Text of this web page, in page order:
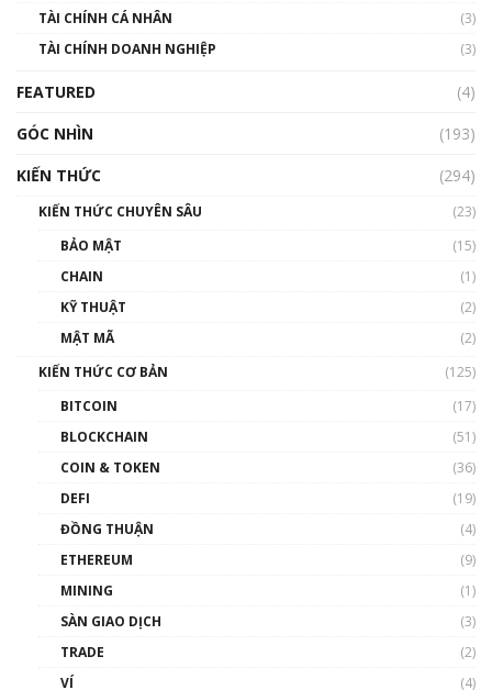
Nhìn lại năm 2022: Những sự kiện ảnh hưởng
đến hệ sinh thái tiền mã hoá | Phổ cập
00:43:47
như thể nào?
00:39:31
Phổ cập Blockchain
thống & Crypto qua các cuộc chiến | Phổ cập
TÀI CHÍNH CÁ NHÂN
(3)
TÀI CHÍNH DOANH NGHIỆP
(3)
FEATURED
(4)
GÓC NHÌN
(193)
KIẾN THỨC
(294)
KIẾN THỨC CHUYÊN SÂU
(23)
BẢO MẬT
(15)
CHAIN
(1)
KỸ THUẬT
(2)
MẬT MÃ
(2)
KIẾN THỨC CƠ BẢN
(125)
BITCOIN
(17)
BLOCKCHAIN
(51)
COIN & TOKEN
(36)
DEFI
(19)
ĐỒNG THUẬN
(4)
ETHEREUM
(9)
MINING
(1)
SÀN GIAO DỊCH
(3)
TRADE
(2)
VÍ
(4)